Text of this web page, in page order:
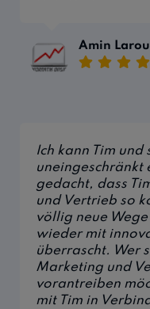
Amin
Ich kann Tim und
uneingeschränkt
gedacht, dass
und Vertrieb so
völlig neue
wieder mit
überrascht. Wer
Marketing und
vorantreiben
mit Tim in